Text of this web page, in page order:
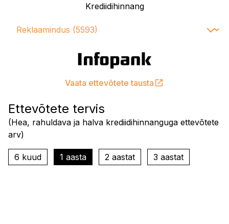
Krediidihinnang
Vaata ettevõtete tausta
Ettevõtete tervis
(Hea, rahuldava ja halva krediidihinnanguga ettevõtete
arv)
6 kuud 1 aasta 2 aastat 3 aastat